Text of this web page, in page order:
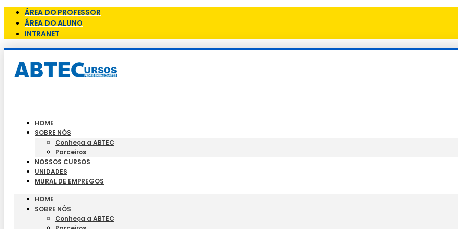
ÁREA DO PROFESSOR
ÁREA DO ALUNO
INTRANET
HOME
SOBRE NÓS
Conheça a ABTEC
Parceiros
NOSSOS CURSOS
UNIDADES
MURAL DE EMPREGOS
HOME
SOBRE NÓS
Conheça a ABTEC